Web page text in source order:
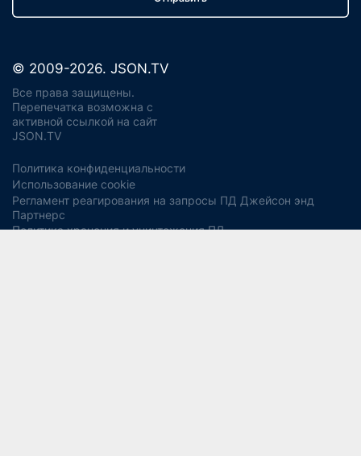
© 2009-2026. JSON.TV
Все права защищены.
Перепечатка возможна с
активной ссылкой на сайт
JSON.TV
Политика конфиденциальности
Использование cookie
Регламент реагирования на запросы ПД Джейсон энд
Партнерс
Политика хранения и уничтожения ПД